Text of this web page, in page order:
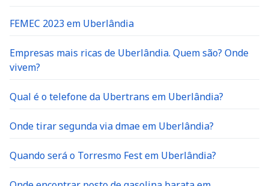
FEMEC 2023 em Uberlândia
Empresas mais ricas de Uberlândia. Quem são? Onde
vivem?
Qual é o telefone da Ubertrans em Uberlândia?
Onde tirar segunda via dmae em Uberlândia?
Quando será o Torresmo Fest em Uberlândia?
Onde encontrar posto de gasolina barata em